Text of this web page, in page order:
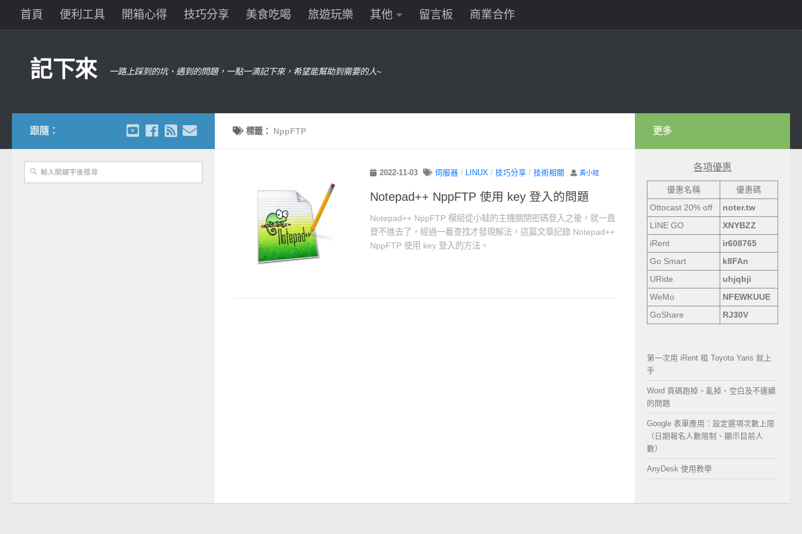
首頁 便利工具 開箱心得 技巧分享 美食吃喝 旅遊玩樂 其他 留言板 商業合作
記下來 一路上踩到的坑、遇到的問題，一點一滴記下來，希望能幫助到需要的人~
標籤： NppFTP
2022-11-03 伺服器 / LINUX / 技巧分享 / 技術相關 黃小蛙
Notepad++ NppFTP 使用 key 登入的問題
Notepad++ NppFTP 模組從小蛙的主機關閉密碼登入之後，就一直
登不進去了，經過一番查找才發現解法，這篇文章記錄 Notepad++
NppFTP 使用 key 登入的方法。
跟隨： 更多
各項優惠
優惠名稱
優惠碼
Ottocast 20% off
noter.tw
LINE GO
XNYBZZ
iRent
ir608765
Go Smart
k8FAn
URide
uhjqbji
WeMo
NFEWKUUE
GoShare
RJ30V
第一次用 iRent 租 Toyota Yaris 就上
手
Word 頁碼跑掉、亂掉、空白及不連續
的問題
Google 表單應用：設定選項次數上限
（日期報名人數限制、顯示目前人
數）
AnyDesk 使用教學